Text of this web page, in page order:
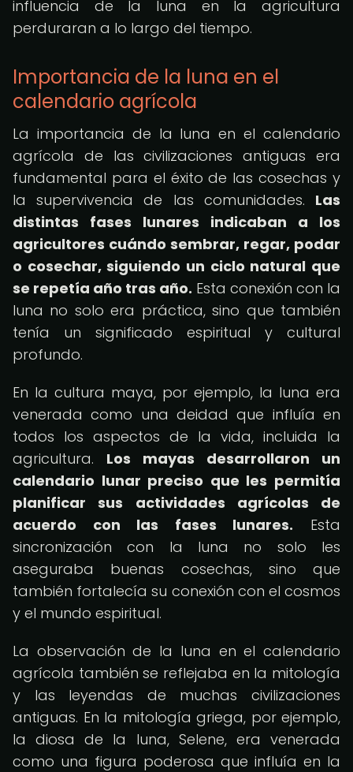
influencia de la luna en la agricultura
perduraran a lo largo del tiempo.
Importancia de la luna en el
calendario agrícola
La importancia de la luna en el calendario
agrícola de las civilizaciones antiguas era
fundamental para el éxito de las cosechas y
la supervivencia de las comunidades. Las
distintas fases lunares indicaban a los
agricultores cuándo sembrar, regar, podar
o cosechar, siguiendo un ciclo natural que
se repetía año tras año. Esta conexión con la
luna no solo era práctica, sino que también
tenía un significado espiritual y cultural
profundo.
En la cultura maya, por ejemplo, la luna era
venerada como una deidad que influía en
todos los aspectos de la vida, incluida la
agricultura. Los mayas desarrollaron un
calendario lunar preciso que les permitía
planificar sus actividades agrícolas de
acuerdo con las fases lunares. Esta
sincronización con la luna no solo les
aseguraba buenas cosechas, sino que
también fortalecía su conexión con el cosmos
y el mundo espiritual.
La observación de la luna en el calendario
agrícola también se reflejaba en la mitología
y las leyendas de muchas civilizaciones
antiguas. En la mitología griega, por ejemplo,
la diosa de la luna, Selene, era venerada
como una figura poderosa que influía en la